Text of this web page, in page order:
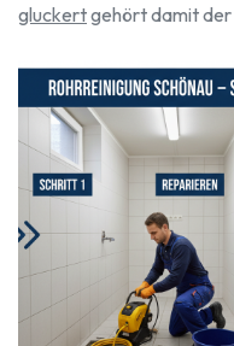
gluckertgehört damit der